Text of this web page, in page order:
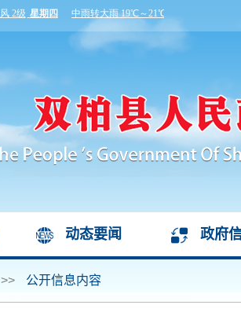
动态要闻 政府
>> 公开信息内容